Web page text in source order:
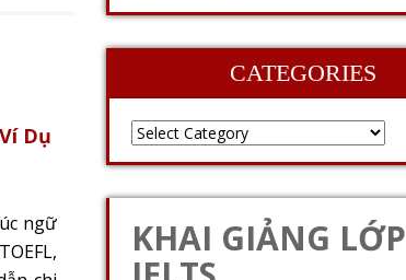
Dụ
ngữ
CATEGORIES
KHAI GIẢNG LỚP